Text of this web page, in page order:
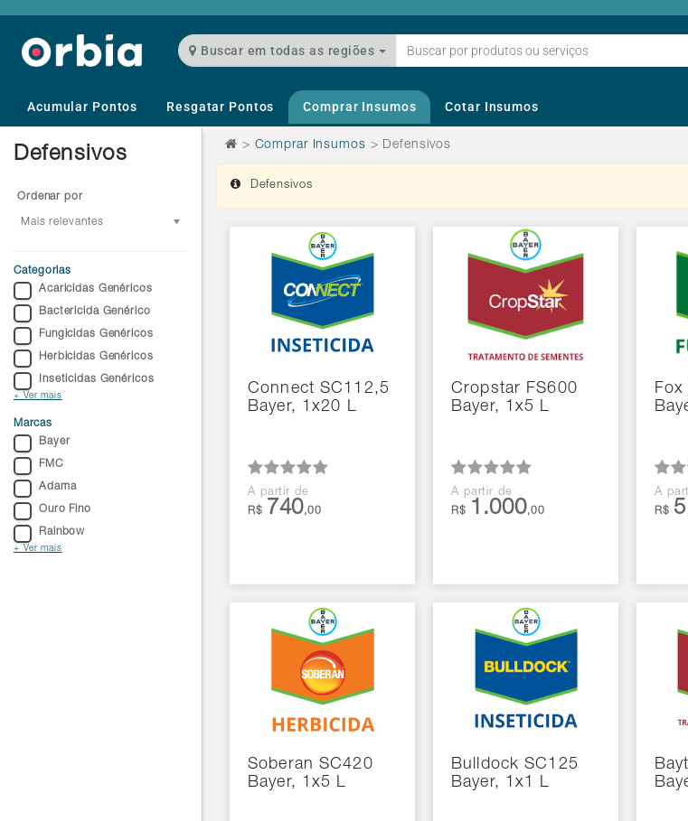
Buscar em todas as regiões
Acumular Pontos Resgatar Pontos Comprar Insumos Cotar Insumos
> Comprar Insumos > Defensivos
Defensivos
Connect SC112,5
Bayer, 1x20 L
A partir de
R$ 740,00
Cropstar FS600
Bayer, 1x5 L
A partir de
R$ 1.000,00
Fox
A
R$
Soberan SC420
Bayer, 1x5 L
Bulldock SC125
Bayer, 1x1 L
Defensivos
Ordenar por
Mais relevantes
Categorias
Acaricidas Genéricos
Bactericida Genérico
Fungicidas Genéricos
Herbicidas Genéricos
Inseticidas Genéricos
+ Ver mais
Marcas
Bayer
FMC
Adama
Ouro Fino
Rainbow
+ Ver mais